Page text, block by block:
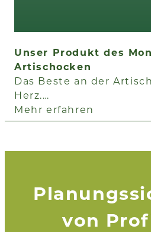
Unser Produkt des
Artischocken
Das Beste an der
Herz.…
Mehr erfahren
von